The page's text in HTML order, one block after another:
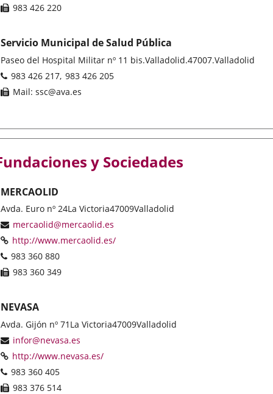
Fax
983 426 220
Servicio Municipal de Salud Pública
Dirección
postal
Paseo del Hospital Militar nº 11 bis.Valladolid.47007.Valladolid
Teléfonos
983 426 217 983 426 205
Fax
Mail: ssc@ava.es
y Sociedades
MERCAOLID
Dirección
postal
Avda. Euro nº 24La Victoria47009Valladolid
Dirección
de
correo
electrónico
mercaolid@mercaolid.es
Página
Web
http://www.mercaolid.es/Enlace
Teléfonos
983 360 880
Fax
983 360 349
NEVASA
Dirección
postal
Avda. Gijón nº 71 La Victoria47009Valladolid
Dirección
de
correo
electrónico
infor@nevasa.es
Página
Web
http://www.nevasa.es/Enlace
Teléfonos
983 360 405
Fax
983 376 514